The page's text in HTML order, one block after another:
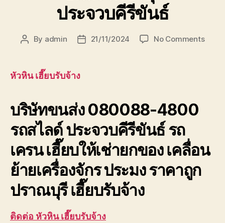
ประจวบคีรีขันธ์
Post
By admin
Post21/11/2024 No Commentson
หัวหิน เฮี๊ยบรับจ้าง
บริษัทขนส่ง 080088-4800
รถสไลด์ ประจวบคีรีขันธ์ รถ
เครน เฮี๊ยบให้เช่ายกของ เคลื่อน
ย้ายเครื่องจักร ประมง ราคาถูก
ปราณบุรี เฮี๊ยบรับจ้าง
ติดต่อ หัวหิน เฮี๊ยบรับจ้าง